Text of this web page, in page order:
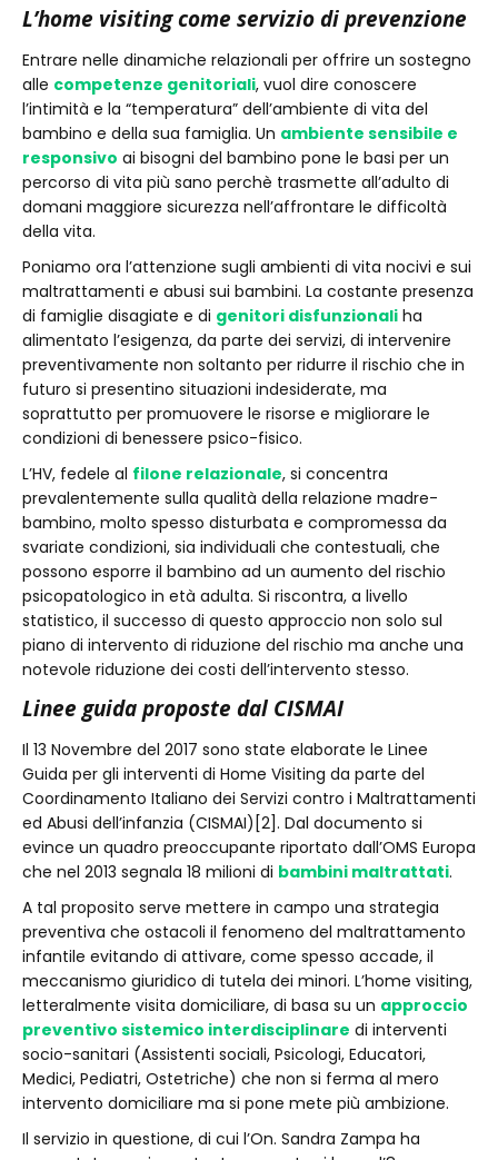
L’home visiting come servizio di prevenzione
Entrare nelle dinamiche relazionali per offrire un sostegno
alle competenze genitoriali, vuol dire conoscere
l’intimità e la “temperatura” dell’ambiente di vita del
bambino e della sua famiglia. Un ambiente sensibile e
responsivo ai bisogni del bambino pone le basi per un
percorso di vita più sano perchè trasmette all’adulto di
domani maggiore sicurezza nell’affrontare le difficoltà
della vita.
Poniamo ora l’attenzione sugli ambienti di vita nocivi e sui
maltrattamenti e abusi sui bambini. La costante presenza
di famiglie disagiate e di genitori disfunzionali ha
alimentato l’esigenza, da parte dei servizi, di intervenire
preventivamente non soltanto per ridurre il rischio che in
futuro si presentino situazioni indesiderate, ma
soprattutto per promuovere le risorse e migliorare le
condizioni di benessere psico-fisico.
L’HV, fedele al filone relazionale, si concentra
prevalentemente sulla qualità della relazione madre-
bambino, molto spesso disturbata e compromessa da
svariate condizioni, sia individuali che contestuali, che
possono esporre il bambino ad un aumento del rischio
psicopatologico in età adulta. Si riscontra, a livello
statistico, il successo di questo approccio non solo sul
piano di intervento di riduzione del rischio ma anche una
notevole riduzione dei costi dell’intervento stesso.
Linee guida proposte dal CISMAI
Il 13 Novembre del 2017 sono state elaborate le Linee
Guida per gli interventi di Home Visiting da parte del
Coordinamento Italiano dei Servizi contro i Maltrattamenti
ed Abusi dell’infanzia (CISMAI)[2]. Dal documento si
evince un quadro preoccupante riportato dall’OMS Europa
che nel 2013 segnala 18 milioni di bambini maltrattati.
A tal proposito serve mettere in campo una strategia
preventiva che ostacoli il fenomeno del maltrattamento
infantile evitando di attivare, come spesso accade, il
meccanismo giuridico di tutela dei minori. L’home visiting,
letteralmente visita domiciliare, di basa su un approccio
preventivo sistemico interdisciplinare di interventi
socio-sanitari (Assistenti sociali, Psicologi, Educatori,
Medici, Pediatri, Ostetriche) che non si ferma al mero
intervento domiciliare ma si pone mete più ambizione.
Il servizio in questione, di cui l’On. Sandra Zampa ha